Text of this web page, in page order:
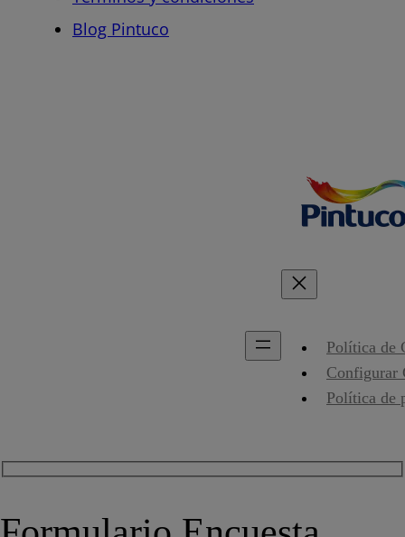
Blog Pintuco
Política de
Configurar
Política de